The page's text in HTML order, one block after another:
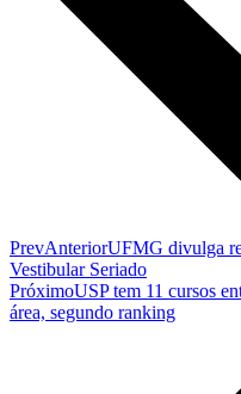
PrevAnteriorUFMG divulga
Vestibular Seriado
PróximoUSP tem 11 cursos
área, segundo ranking